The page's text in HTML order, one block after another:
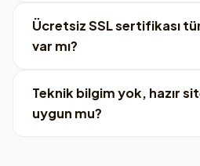
Ücretsiz SSL sertifikası
var mı?
Teknik bilgim yok, hazır
uygun mu?